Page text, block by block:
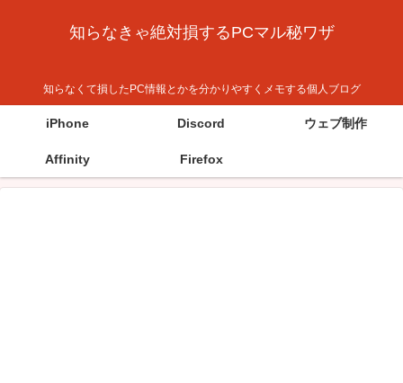
知らなきゃ絶対損するPCマル秘ワザ
知らなくて損したPC情報とかを分かりやすくメモする個人ブログ
iPhone Discord ウェブ制作
Affinity Firefox